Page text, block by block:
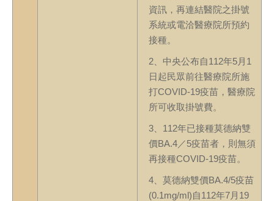
資訊，再連結醫院之掛號
系統或電洽醫療院所預約
接種。
2、中央公布自112年5月1
日起民眾前往醫療院所施
打COVID-19疫苗，醫療院
所可收取掛號費。
3、112年已接種莫德納雙
價BA.4／5疫苗者，則無須
再接種COVID-19疫苗。
4、莫德納雙價BA.4/5疫苗
(0.1mg/ml)自112年7月19